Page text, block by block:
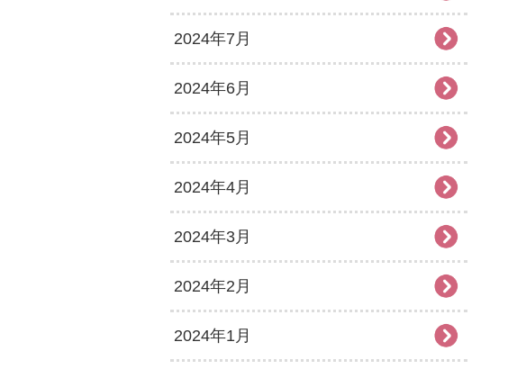
2024年7月
2024年6月
2024年5月
2024年4月
2024年3月
2024年2月
2024年1月